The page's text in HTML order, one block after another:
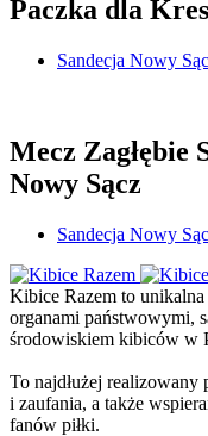
Paczka dla
Sandecja Nowy
Mecz Zagłębie
Nowy Sącz
Sandecja Nowy
Kibice Razem to
organami państwowymi,
środowiskiem kibiców w
To najdłużej
i zaufania, a także
fanów piłki.